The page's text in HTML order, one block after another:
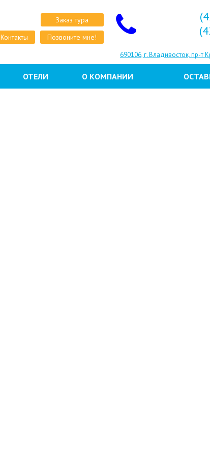
Контакты
Заказ тура
Позвоните мне!
690106, г. Владивосток, пр-т
ОТЕЛИ О КОМПАНИИ